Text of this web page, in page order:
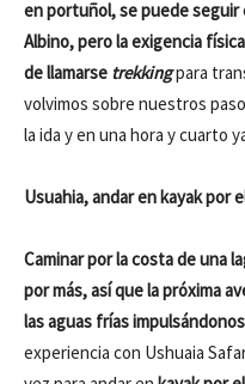
en portuñol, se puede seguir
Albino, pero la exigencia
de llamarse trekkingpara
volvimos sobre nuestros
la ida y en una hora y cuarto
Usuahia, andar en kayak por
Caminar por la costa de una
por más, así que la próxima
las aguas frías
experiencia con Ushuaia